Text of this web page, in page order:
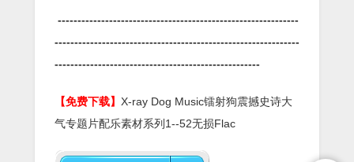
-------------------------------------------------------------
--------------------------------------------------------------
----------------------------------------------------
【免费下载】 X-ray Dog Music镭射狗震撼史诗大
气专题片配乐素材系列1--52无损Flac